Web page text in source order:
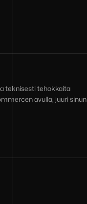
teknisesti tehokkaita
avulla, juuri sinun